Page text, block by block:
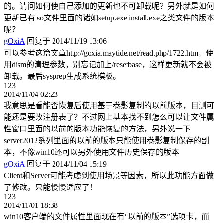
的。请问如何使自己添加的更新也不可卸载呢？另外就是如何
更新已有iso文件里面的诸如setup.exe install.exe之类文件的版本
呢？
gOxiA 回复于 2014/11/19 13:06
可以参考这篇文章http://goxia.maytide.net/read.php/1722.htm，使
用dism的清理参数，别忘记加上/resetbase，这样更新就不会被
卸载。最后sysprep生成系统模板。
123
2014/11/04 02:23
我意思是看能否恢复后使用基于卷影复制的以前版本，目测可
能还是要改注册表了？不过网上基本找不到怎么可以让文件属
性窗口里面的以前的版本功能恢复的方法，另外说一下
server2012系列里面的以前的版本只能使用卷影复制保存的副
本，不像win10还可以另外使用文件历史保存的版本
gOxiA 回复于 2014/11/04 15:19
Client和Server可能考虑到使用场景等因素，所以此功能方面做
了修改。只能慢慢适应了！
123
2014/11/01 18:38
win10客户端的文件属性里面现在有“以前的版本”选项卡，而